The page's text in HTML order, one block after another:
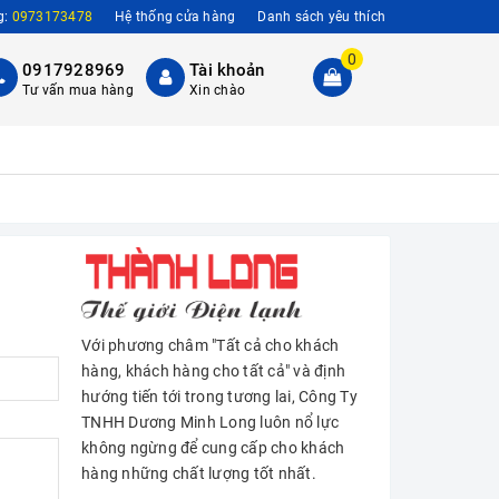
0973173478 Hệ thống cửa hàng Danh sách yêu thích
0917928969
Tư vấn mua hàng
Tài khoản
Xin chào
0
Với phương châm "Tất cả cho khách
hàng, khách hàng cho tất cả" và định
hướng tiến tới trong tương lai, Công Ty
TNHH Dương Minh Long luôn nổ lực
không ngừng để cung cấp cho khách
hàng những chất lượng tốt nhất.